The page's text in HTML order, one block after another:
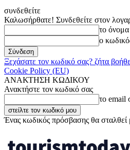
συνδεθείτε
Καλωσήρθατε! Συνδεθείτε στον
το
ο
Ξεχάσατε τον κωδικό σας? ζήτα
Cookie Policy (EU)
ΑΝΑΚΤΗΣΗ ΚΩΔΙΚΟΥ
Ανακτήστε τον κωδικό σας
το email
Ένας κωδικός πρόσβασης θα